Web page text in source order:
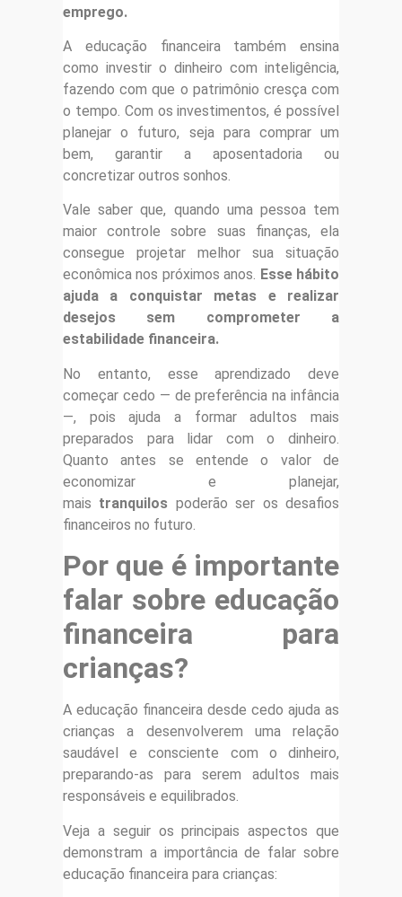
emprego.
A educação financeira também ensina
como investir o dinheiro com inteligência,
fazendo com que o patrimônio cresça com
o tempo. Com os investimentos, é possível
planejar o futuro, seja para comprar um
bem, garantir a aposentadoria ou
concretizar outros sonhos.
Vale saber que, quando uma pessoa tem
maior controle sobre suas finanças, ela
consegue projetar melhor sua situação
econômica nos próximos anos. Esse hábito
ajuda a conquistar metas e realizar
desejos sem comprometer a
estabilidade financeira.
No entanto, esse aprendizado deve
começar cedo — de preferência na infância
—, pois ajuda a formar adultos mais
preparados para lidar com o dinheiro.
Quanto antes se entende o valor de
economizar e planejar,
mais tranquilos poderão ser os desafios
financeiros no futuro.
Por que é importante
falar sobre educação
financeira para
crianças?
A educação financeira desde cedo ajuda as
crianças a desenvolverem uma relação
saudável e consciente com o dinheiro,
preparando-as para serem adultos mais
responsáveis e equilibrados.
Veja a seguir os principais aspectos que
demonstram a importância de falar sobre
educação financeira para crianças: